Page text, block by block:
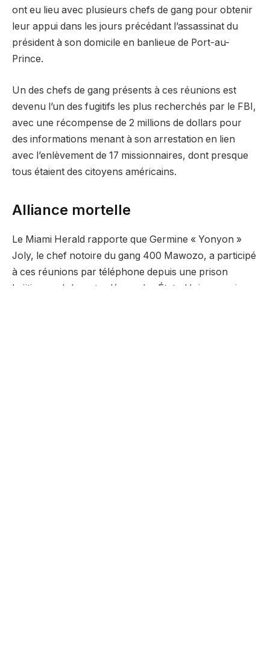
ont eu lieu avec plusieurs chefs de gang pour obtenir
leur appui dans les jours précédant l’assassinat du
président à son domicile en banlieue de Port-au-
Prince.
Un des chefs de gang présents à ces réunions est
devenu l’un des fugitifs les plus recherchés par le FBI,
avec une récompense de 2 millions de dollars pour
des informations menant à son arrestation en lien
avec l’enlèvement de 17 missionnaires, dont presque
tous étaient des citoyens américains.
Alliance mortelle
Le Miami Herald rapporte que Germine « Yonyon »
Joly, le chef notoire du gang 400 Mawozo, a participé
à ces réunions par téléphone depuis une prison
haïtienne. Joly, extradé vers les États-Unis en mai